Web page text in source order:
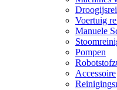
Voertuig
Manuele
Pompen
Accessoire